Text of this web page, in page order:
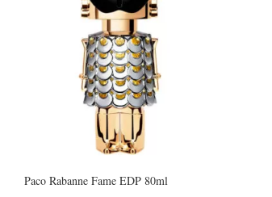
Paco Rabanne Fame EDP 80ml